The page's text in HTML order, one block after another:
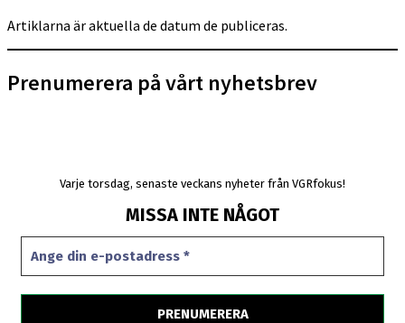
Artiklarna är aktuella de datum de publiceras.
Prenumerera på vårt nyhetsbrev
Varje torsdag, senaste veckans nyheter från VGRfokus!
MISSA INTE NÅGOT